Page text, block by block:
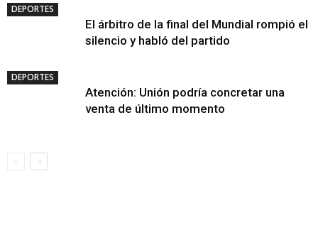
DEPORTES
El árbitro de la final del Mundial rompió el
silencio y habló del partido
DEPORTES
Atención: Unión podría concretar una
venta de último momento